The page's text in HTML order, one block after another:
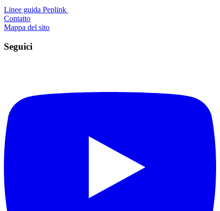
Linee guida Peplink ️
Contatto
Mappa del sito
Seguici